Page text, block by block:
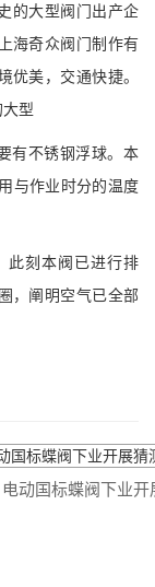
的大型阀门出产企
海奇众阀门制作有
优美，交通快捷。
型
有不锈钢浮球。本
与作业时分的温度
刻本阀已进行排
，阐明空气已全部
电动国标蝶阀下业开